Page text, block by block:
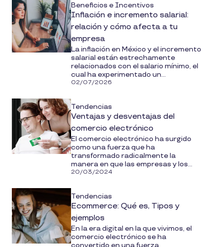
Beneficios e Incentivos
Inflación e incremento salarial:
relación y cómo afecta a tu
empresa
La inflación en México y el incremento
salarial están estrechamente
relacionados con el salario mínimo, el
cual ha experimentado un...
02/07/2026
Tendencias
Ventajas y desventajas del
comercio electrónico
El comercio electrónico ha surgido
como una fuerza que ha
transformado radicalmente la
manera en que las empresas y los...
20/03/2024
Tendencias
Ecommerce: Qué es, Tipos y
ejemplos
En la era digital en la que vivimos, el
comercio electrónico se ha
convertido en una fuerza